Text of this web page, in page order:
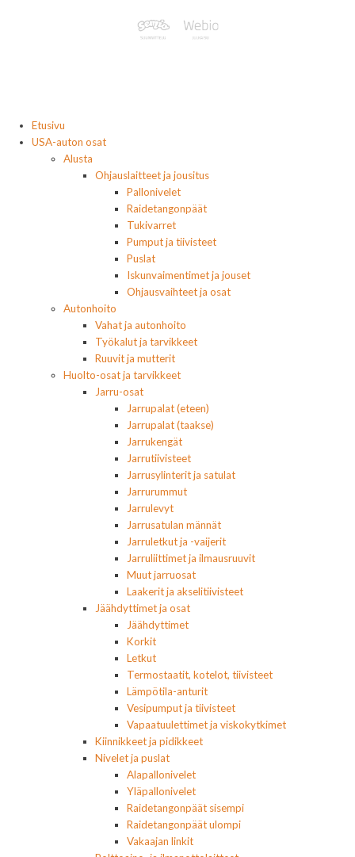
Etusivu
USA-auton osat
Alusta
Ohjauslaitteet ja jousitus
Pallonivelet
Raidetangonpäät
Tukivarret
Pumput ja tiivisteet
Puslat
Iskunvaimentimet ja jouset
Ohjausvaihteet ja osat
Autonhoito
Vahat ja autonhoito
Työkalut ja tarvikkeet
Ruuvit ja mutterit
Huolto-osat ja tarvikkeet
Jarru-osat
Jarrupalat (eteen)
Jarrupalat (taakse)
Jarrukengät
Jarrutiivisteet
Jarrusylinterit ja satulat
Jarrurummut
Jarrulevyt
Jarrusatulan männät
Jarruletkut ja -vaijerit
Jarruliittimet ja ilmausruuvit
Muut jarruosat
Laakerit ja akselitiivisteet
Jäähdyttimet ja osat
Jäähdyttimet
Korkit
Letkut
Termostaatit, kotelot, tiivisteet
Lämpötila-anturit
Vesipumput ja tiivisteet
Vapaatuulettimet ja viskokytkimet
Kiinnikkeet ja pidikkeet
Nivelet ja puslat
Alapallonivelet
Yläpallonivelet
Raidetangonpäät sisempi
Raidetangonpäät ulompi
Vakaajan linkit